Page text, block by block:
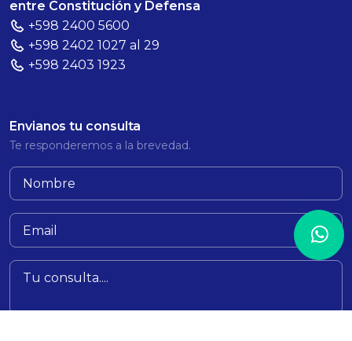
entre Constitución y Defensa
+598 2400 5600
+598 2402 1027 al 29
+598 2403 1923
Envianos tu consulta
Te responderemos a la brevedad.